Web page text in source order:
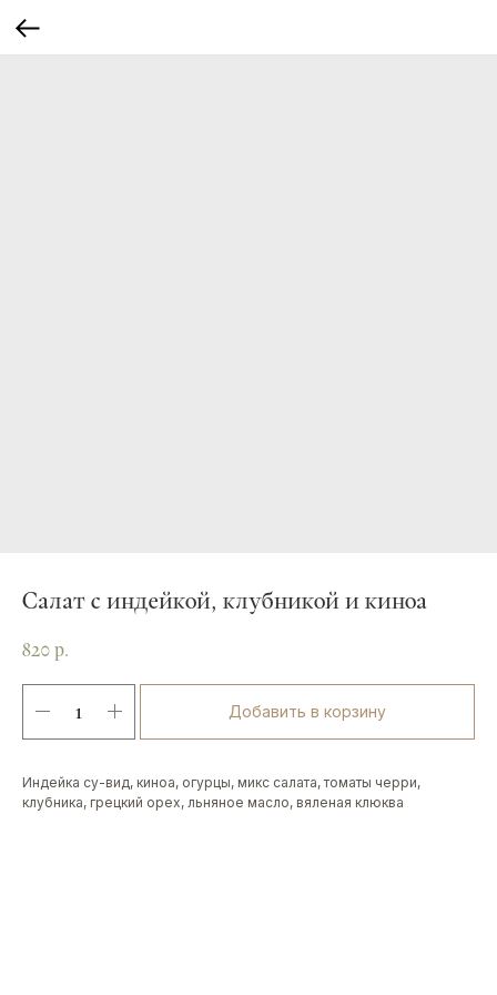
Салат с индейкой, клубникой и киноа
820р.
Добавить в корзину
Индейка су-вид, киноа, огурцы, микс салата, томаты черри,
клубника, грецкий орех, льняное масло, вяленая клюква